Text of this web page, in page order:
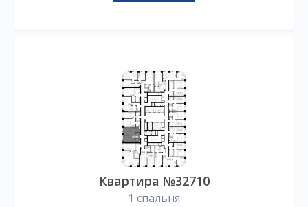
Квартира №32710
1 спальня